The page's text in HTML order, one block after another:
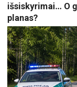
išsiskyrimai… O
planas?